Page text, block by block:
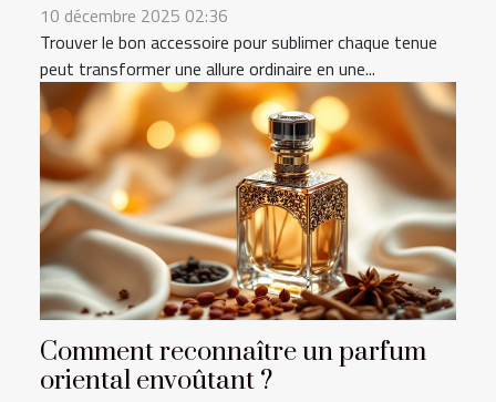
10 décembre 2025 02:36
Trouver le bon accessoire pour sublimer chaque tenue
peut transformer une allure ordinaire en une...
Comment reconnaître un parfum
oriental envoûtant ?